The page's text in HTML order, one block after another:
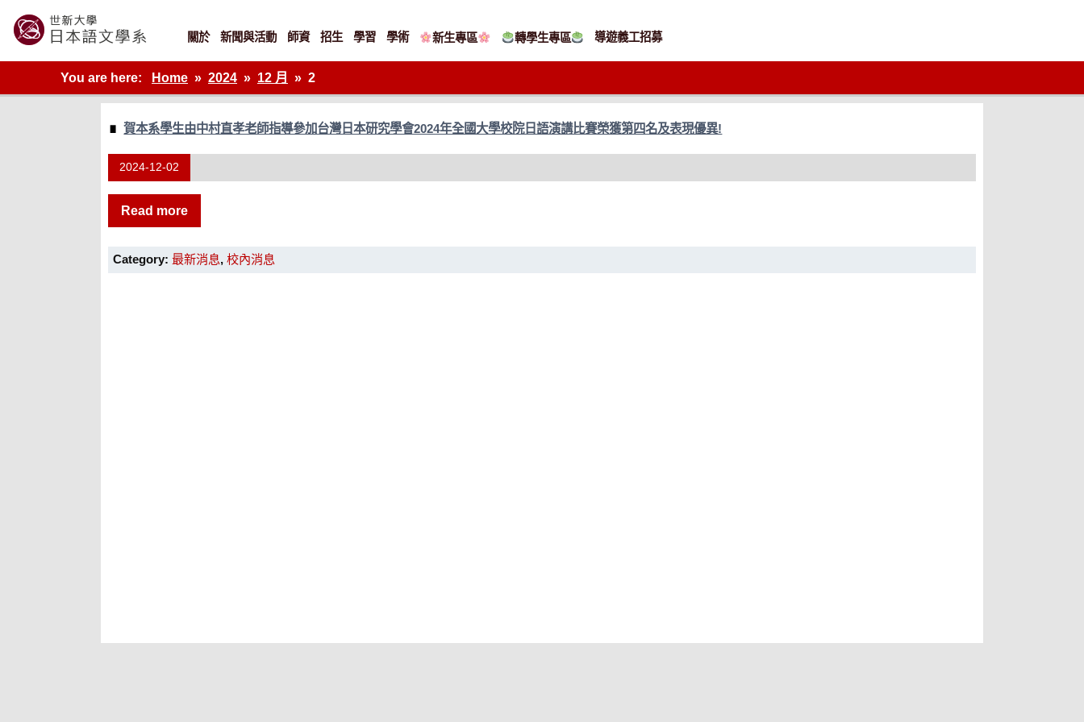
content
世新大學教學單位的網站
關於 新聞與活動 師資 招生 學習 學術 新生專區 轉學生專區 導遊義工招募
You are here: Home 2024 12 月 2
賀本系學生由中村直孝老師指導參加台灣日本研究學會2024年全國大學校院日語演講比賽榮獲第四名及表現優異!
2024-12-02
Read more
Category: 最新消息, 校內消息